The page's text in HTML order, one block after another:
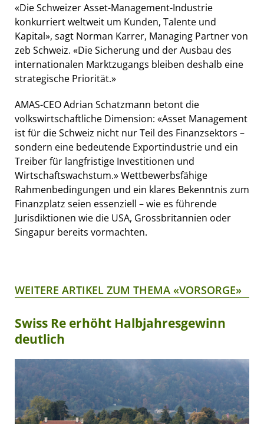
«Die Schweizer Asset-Management-Industrie
konkurriert weltweit um Kunden, Talente und
Kapital», sagt Norman Karrer, Managing Partner von
zeb Schweiz. «Die Sicherung und der Ausbau des
internationalen Marktzugangs bleiben deshalb eine
strategische Priorität.»
AMAS-CEO Adrian Schatzmann betont die
volkswirtschaftliche Dimension: «Asset Management
ist für die Schweiz nicht nur Teil des Finanzsektors –
sondern eine bedeutende Exportindustrie und ein
Treiber für langfristige Investitionen und
Wirtschaftswachstum.» Wettbewerbsfähige
Rahmenbedingungen und ein klares Bekenntnis zum
Finanzplatz seien essenziell – wie es führende
Jurisdiktionen wie die USA, Grossbritannien oder
Singapur bereits vormachten.
WEITERE ARTIKEL ZUM THEMA «VORSORGE»
Swiss Re erhöht Halbjahresgewinn
deutlich